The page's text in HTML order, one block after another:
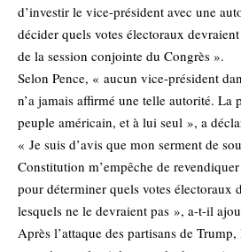
d’investir le vice-président avec une
décider quels votes électoraux
de la session conjointe du Congrès ».
Selon Pence, « aucun vice-président
n’a jamais affirmé une telle autorité. La
peuple américain, et à lui seul », a
« Je suis d’avis que mon serment de
Constitution m’empêche de
pour déterminer quels votes électoraux
lesquels ne le devraient pas », a-t-il
Après l’attaque des partisans de